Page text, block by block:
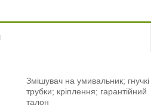
Змішувач на умивальник; гнучкі
трубки; кріплення; гарантійний
талон